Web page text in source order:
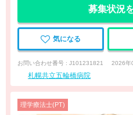
募集状況
気になる
お問い合わせ番号 : J101231821 2026年
札幌共立五輪橋病院
理学療法士(PT)